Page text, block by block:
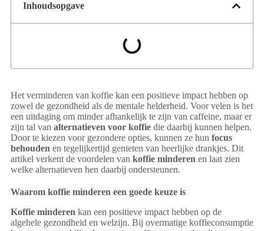
Inhoudsopgave
Het verminderen van koffie kan een positieve impact hebben op
zowel de gezondheid als de mentale helderheid. Voor velen is het
een uitdaging om minder afhankelijk te zijn van caffeine, maar er
zijn tal van alternatieven voor koffie die daarbij kunnen helpen.
Door te kiezen voor gezondere opties, kunnen ze hun focus
behouden en tegelijkertijd genieten van heerlijke drankjes. Dit
artikel verkent de voordelen van koffie minderen en laat zien
welke alternatieven hen daarbij ondersteunen.
Waarom koffie minderen een goede keuze is
Koffie minderen kan een positieve impact hebben op de
algehele gezondheid en welzijn. Bij overmatige koffieconsumptie